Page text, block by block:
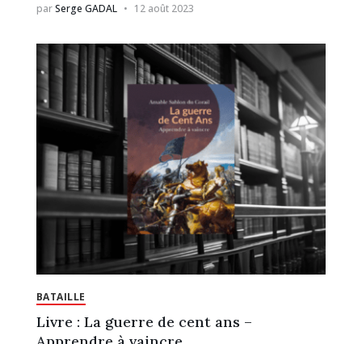
parSerge GADAL 12 août 2023
BATAILLE
Livre : La guerre de cent ans –